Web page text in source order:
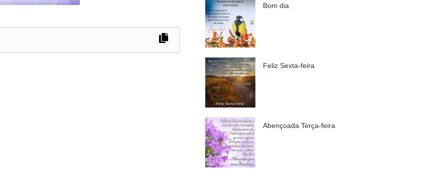
Bom dia
Feliz Sexta-feira
Abençoada Terça-feira